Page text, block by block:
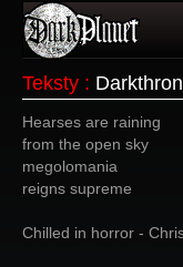
Wydarzenia
Galeria
Forum
Teksty :
Hearses are raining
from the open sky
megolomania
reigns supreme
Chilled in horror -